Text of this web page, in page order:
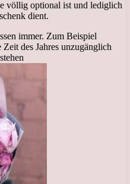
völlig optional ist und lediglich
dient.
immer. Zum Beispiel
des Jahres unzugänglich